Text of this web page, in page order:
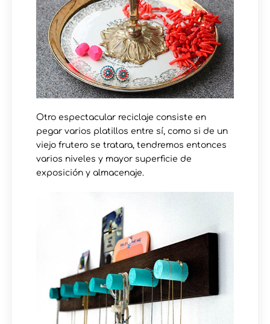
Otro espectacular reciclaje consiste en
pegar varios platillos entre sí, como si de un
viejo frutero se tratara, tendremos entonces
varios niveles y mayor superficie de
exposición y almacenaje.